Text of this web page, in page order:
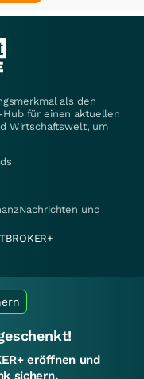
als den
Hub für einen aktuellen
Wirtschaftswelt, um
und
eröffnen und
sichern.